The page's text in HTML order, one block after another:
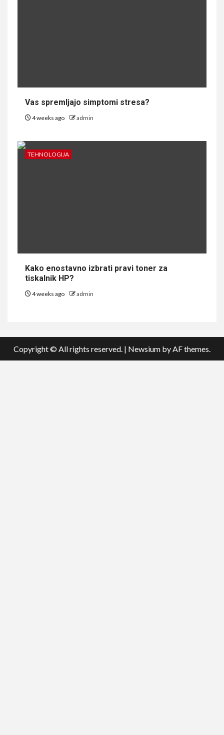
Vas spremljajo simptomi stresa?
4 weeks ago admin
TEHNOLOGIJA
Kako enostavno izbrati pravi toner za
tiskalnik HP?
4 weeks ago admin
Copyright © All rights reserved. | Newsium by AF themes.